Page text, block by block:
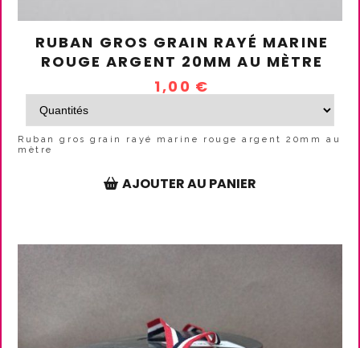
RUBAN GROS GRAIN RAYÉ MARINE
ROUGE ARGENT 20MM AU MÈTRE
1,00 €
Ruban gros grain rayé marine rouge argent 20mm au
mètre
AJOUTER AU PANIER